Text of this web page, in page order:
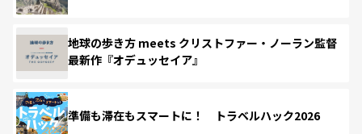
地球の歩き方 meets クリストファー・ノーラン監督
最新作『オデュッセイア』
準備も滞在もスマートに！ トラベルハック2026